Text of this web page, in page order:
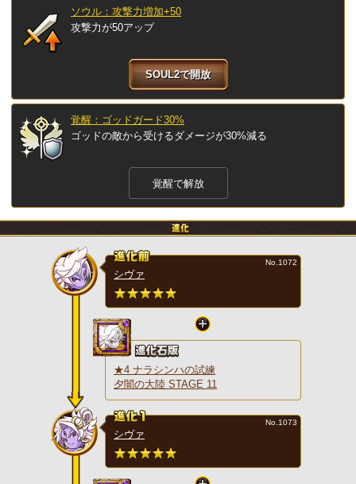
ソウル：攻撃力増加+50
攻撃力が50アップ
SOUL2で開放
覚醒：ゴッドガード30%
ゴッドの敵から受けるダメージが30%減る
覚醒で解放
シヴァ
No.1072
★4 ナラシンハの試練
夕闇の大陸 STAGE 11
シヴァ
No.1073